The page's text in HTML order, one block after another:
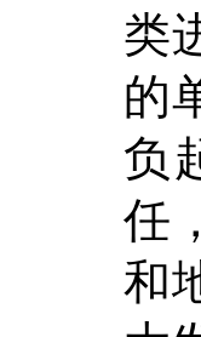
类
的
负
任
和